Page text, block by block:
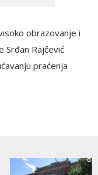
obrazovanje i
Srđan Rajčević
praćenja
0